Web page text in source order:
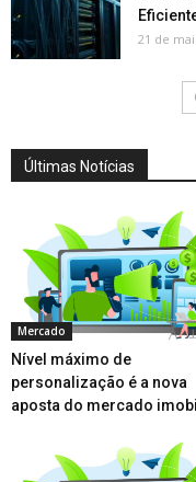
21 de
Últimas Notícias
Mercado
Nível máximo de
personalização é a nova
aposta do mercado